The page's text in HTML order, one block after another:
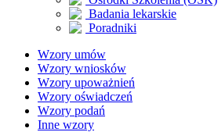
Badania lekarskie
Poradniki
Wzory umów
Wzory wniosków
Wzory upoważnień
Wzory oświadczeń
Wzory podań
Inne wzory